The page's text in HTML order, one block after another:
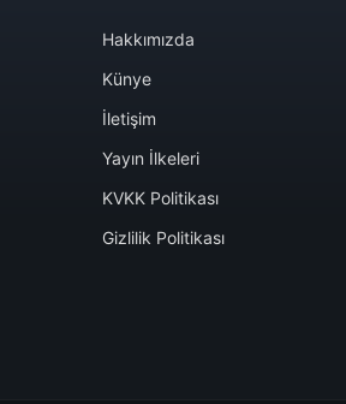
Hakkımızda
Künye
İletişim
Yayın İlkeleri
KVKK Politikası
Gizlilik Politikası